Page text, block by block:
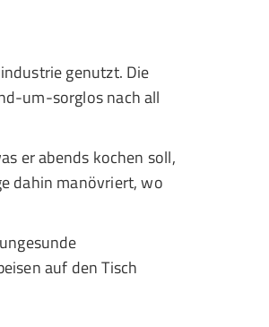
genutzt. Die
um-sorglos nach all
er abends kochen soll,
dahin manövriert, wo
auf den Tisch